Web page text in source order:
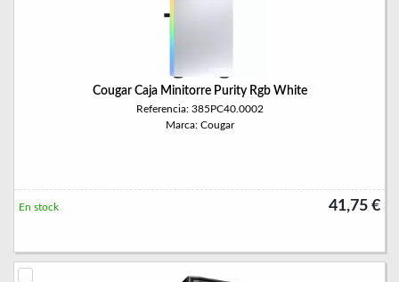
Cougar Caja Minitorre Purity Rgb White
Referencia: 385PC40.0002
Marca: Cougar
41,75 €
En stock